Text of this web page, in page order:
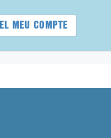
EL MEU COMPTE